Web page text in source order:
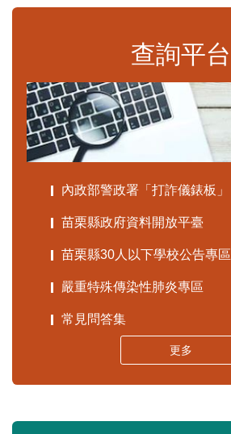
查詢平台
內政部警政署「打詐儀錶板」
苗栗縣政府資料開放平臺
苗栗縣30人以下學校公告專區
嚴重特殊傳染性肺炎專區
常見問答集
更多